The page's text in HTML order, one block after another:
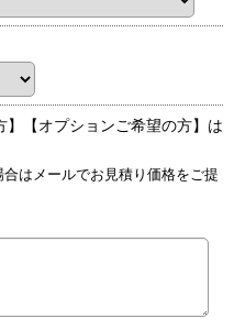
】【オプションご希望の方】は
はメールでお見積り価格をご提